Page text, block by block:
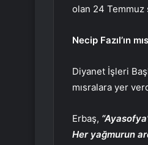
olan 24 Temmuz
Necip Fazıl’ın
Diyanet İşleri
mısralara yer
Erbaş,
Her yağmurun